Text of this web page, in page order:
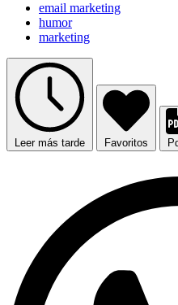
email marketing
humor
marketing
Leer más tarde Favoritos